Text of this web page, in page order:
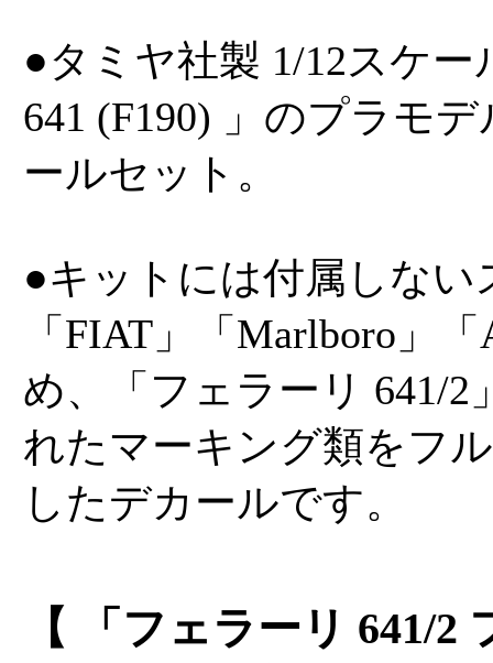
●タミヤ社製 1/12スケ
641 (F190) 」のプラモ
ールセット。
●キットには付属しな
「FIAT」「Marlboro」
め、「フェラーリ 641/2
れたマーキング類をフ
したデカールです。
【 「フェラーリ 641/